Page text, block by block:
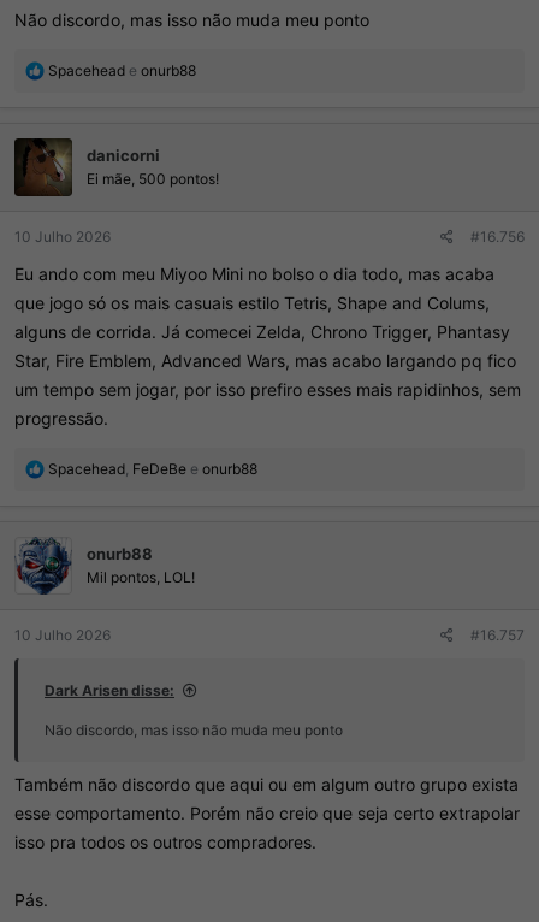
Não discordo, mas isso não muda meu ponto
R
ç
õ
e
s
Spacehead e onurb88
danicorni
Ei mãe, 500 pontos!
10 Julho 2026 #16.756
Eu ando com meu Miyoo Mini no bolso o dia todo, mas acaba
que jogo só os mais casuais estilo Tetris, Shape and Colums,
alguns de corrida. Já comecei Zelda, Chrono Trigger, Phantasy
Star, Fire Emblem, Advanced Wars, mas acabo largando pq fico
um tempo sem jogar, por isso prefiro esses mais rapidinhos, sem
progressão.
R
ç
õ
e
s
Spacehead, FeDeBe e onurb88
onurb88
Mil pontos, LOL!
10 Julho 2026 #16.757
Dark Arisen disse:
Não discordo, mas isso não muda meu ponto
Também não discordo que aqui ou em algum outro grupo exista
esse comportamento. Porém não creio que seja certo extrapolar
isso pra todos os outros compradores.
Pás.